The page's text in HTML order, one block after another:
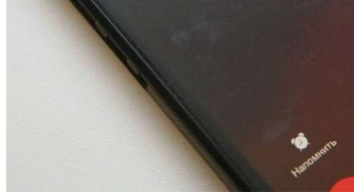
Волгоградские компании нарастили экспорт:
заключены контракты на 3,6 млн долларов